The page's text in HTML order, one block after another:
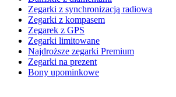
Zegarki z synchronizacją radiową
Zegarki z kompasem
Zegarek z GPS
Zegarki limitowane
Najdroższe zegarki Premium
Zegarki na prezent
Bony upominkowe